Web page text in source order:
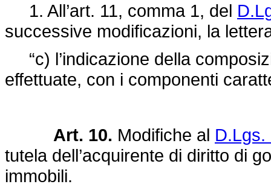
1. All’art. 11, comma 1, del
successive modificazioni, la
“c) l’indicazione della
effettuate, con i componenti
Art. 10. Modifiche al D.Lgs.
tutela dell’acquirente di diritto di
immobili.